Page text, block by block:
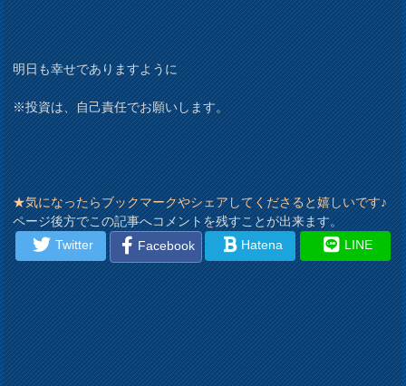
明日も幸せでありますように
※投資は、自己責任でお願いします。
★気になったらブックマークやシェアしてくださると嬉しいです♪
ページ後方でこの記事へコメントを残すことが出来ます。
Twitter
Facebook Hatena LINE